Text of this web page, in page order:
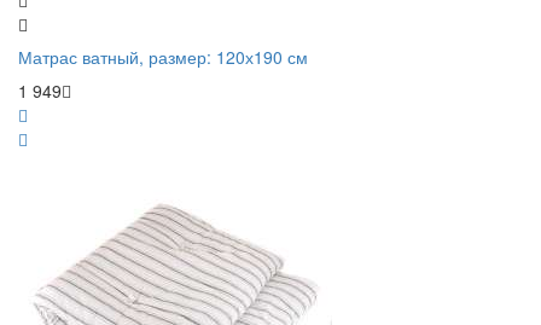
Матрас ватный, размер: 120х190 см
1 949